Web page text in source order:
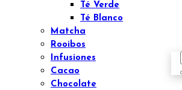
Té Verde
Té Blanco
Matcha
Rooibos
Infusiones
Cacao
Chocolate